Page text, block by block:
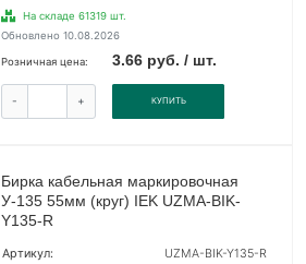
На складе 61319 шт.
Обновлено 10.08.2026
Розничная цена: 3.66 руб. / шт.
- + КУПИТЬ
Бирка кабельная маркировочная
У-135 55мм (круг) IEK UZMA-BIK-
Y135-R
Артикул:
UZMA-BIK-Y135-R